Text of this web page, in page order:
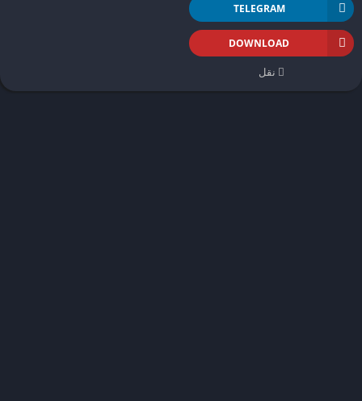
TELEGRAM
DOWNLOAD
نقل